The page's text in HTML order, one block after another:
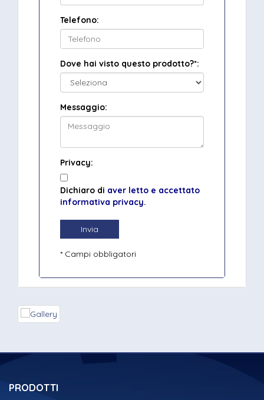
Telefono:
Dove hai visto questo prodotto?*:
Messaggio:
Privacy:
Dichiaro di aver letto e accettato
informativa privacy.
Invia
* Campi obbligatori
PRODOTTI